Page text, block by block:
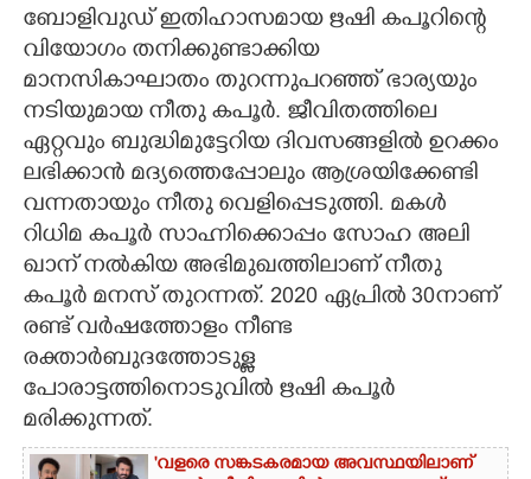
CARTOONS
LITERATURE
ZOOM
CONTACT US
ബോളിവുഡ് ഇതിഹാസമായ ഋഷി കപൂറിന്റെ
വിയോഗം തനിക്കുണ്ടാക്കിയ
മാനസികാഘാതം തുറന്നുപറഞ്ഞ് ഭാര്യയും
നടിയുമായ നീതു കപൂർ. ജീവിതത്തിലെ
ഏറ്റവും ബുദ്ധിമുട്ടേറിയ ദിവസങ്ങളിൽ ഉറക്കം
ലഭിക്കാൻ മദ്യത്തെപ്പോലും ആശ്രയിക്കേണ്ടി
വന്നതായും നീതു വെളിപ്പെടുത്തി. മകൾ
റിധിമ കപൂർ സാഹ്നിക്കൊപ്പം സോഹ അലി
ഖാന് നൽകിയ അഭിമുഖത്തിലാണ് നീതു
കപൂർ മനസ് തുറന്നത്. 2020 ഏപ്രിൽ 30നാണ്
രണ്ട് വർഷത്തോളം നീണ്ട
രക്താർബുദത്തോടുള്ള
പോരാട്ടത്തിനൊടുവിൽ ഋഷി കപൂർ
മരിക്കുന്നത്.
'വളരെ സങ്കടകരമായ അവസ്ഥയിലാണ്